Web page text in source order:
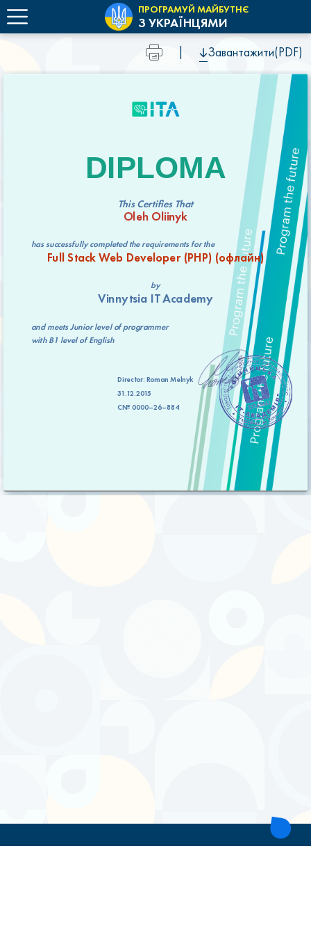
ПРОГРАМУЙ МАЙБУТНЄ
З УКРАЇНЦЯМИ
|
Завантажити(PDF)
DIPLOMA
This Certifies That
Oleh Oliinyk
has successfully completed the requirements for the
Full Stack Web Developer (РНР) (офлайн)
by
Vinnytsia IT Academy
and meetsJunior levelof programmer
withB1 levelof English
Director: Roman Melnyk
31.12.2015
C№ 0000–26–884